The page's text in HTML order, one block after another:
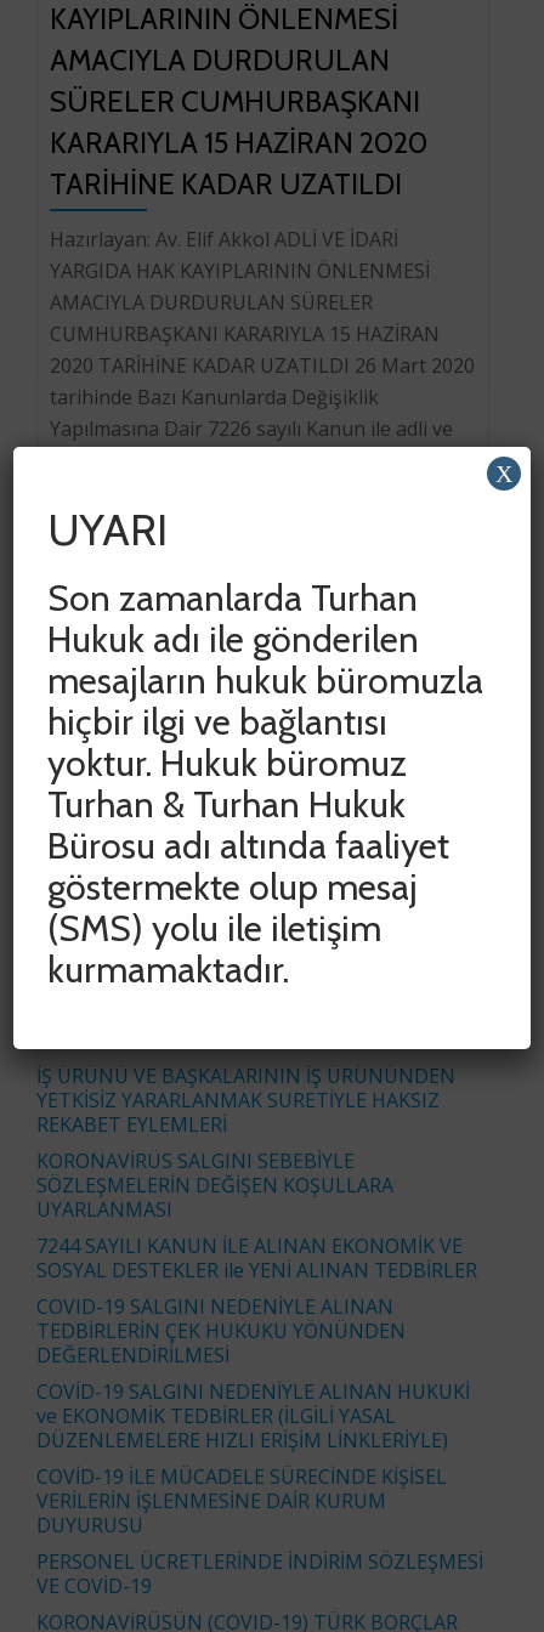
KAYIPLARININ ÖNLENMESİ
AMACIYLA DURDURULAN
SÜRELER CUMHURBAŞKANI
KARARIYLA 15 HAZİRAN 2020
TARİHİNE KADAR UZATILDI
Hazırlayan: Av. Elif Akkol ADLİ VE İDARİ
YARGIDA HAK KAYIPLARININ ÖNLENMESİ
AMACIYLA DURDURULAN SÜRELER
CUMHURBAŞKANI KARARIYLA 15 HAZİRAN
2020 TARİHİNE KADAR UZATILDI 26 Mart 2020
tarihinde Bazı Kanunlarda Değişiklik
Yapılmasına Dair 7226 sayılı Kanun ile adli ve
Covid-19 salgın hastalığının ülkemizde
etkilerinin henüz […]
SON YAZILAR
ADLİ VE İDARİ YARGIDA HAK KAYIPLARININ
ÖNLENMESİ AMACIYLA DURDURULAN SÜRELER
CUMHURBAŞKANI KARARIYLA 15 HAZİRAN 2020
TARİHİNE KADAR UZATILDI
COVID-19 SALGINININ İŞYERİ KİRA
İŞ ÜRÜNÜ VE BAŞKALARININ İŞ ÜRÜNÜNDEN
YETKİSİZ YARARLANMAK SURETİYLE HAKSIZ
REKABET EYLEMLERİ
KORONAVİRÜS SALGINI SEBEBİYLE
SÖZLEŞMELERİN DEĞİŞEN KOŞULLARA
UYARLANMASI
7244 SAYILI KANUN İLE ALINAN EKONOMİK VE
SOSYAL DESTEKLER ile YENİ ALINAN TEDBİRLER
COVID-19 SALGINI NEDENİYLE ALINAN
TEDBİRLERİN ÇEK HUKUKU YÖNÜNDEN
DEĞERLENDİRİLMESİ
COVİD-19 SALGINI NEDENİYLE ALINAN HUKUKİ
ve EKONOMİK TEDBİRLER (İLGİLİ YASAL
DÜZENLEMELERE HIZLI ERİŞİM LİNKLERİYLE)
COVİD-19 İLE MÜCADELE SÜRECİNDE KİŞİSEL
VERİLERİN İŞLENMESİNE DAİR KURUM
DUYURUSU
PERSONEL ÜCRETLERİNDE İNDİRİM SÖZLEŞMESİ
VE COVİD-19
KORONAVİRÜSÜN (COVID-19) TÜRK BORÇLAR
UYARI
Son zamanlarda Turhan
Hukuk adı ile gönderilen
mesajların hukuk büromuzla
hiçbir ilgi ve bağlantısı
yoktur. Hukuk büromuz
Turhan & Turhan Hukuk
Bürosu adı altında faaliyet
göstermekte olup mesaj
(SMS) yolu ile iletişim
kurmamaktadır.
X